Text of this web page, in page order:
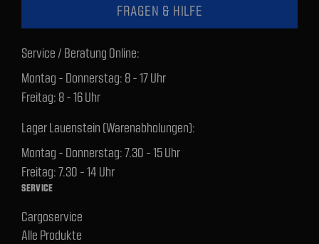
FRAGEN & HILFE
Service / Beratung Online:
Montag - Donnerstag: 8 - 17 Uhr
Freitag: 8 - 16 Uhr
Lager Lauenstein (Warenabholungen):
Montag - Donnerstag: 7.30 - 15 Uhr
Freitag: 7.30 - 14 Uhr
SERVICE
Cargoservice
Alle Produkte